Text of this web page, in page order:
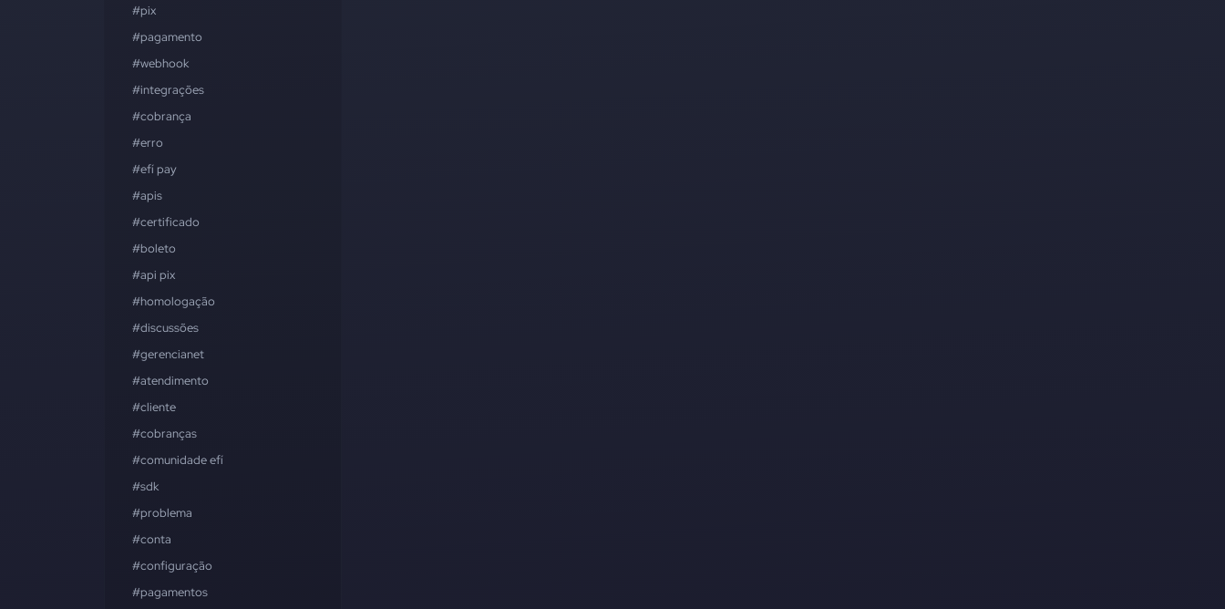
#pix
#pagamento
#webhook
#integrações
#cobrança
#erro
#efí pay
#apis
#certificado
#boleto
#api pix
#homologação
#discussões
#gerencianet
#atendimento
#cliente
#cobranças
#comunidade efí
#sdk
#problema
#conta
#configuração
#pagamentos